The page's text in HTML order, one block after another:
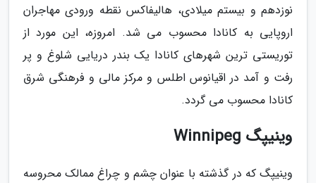
نوزدهم و بیستم میلادی، هالیفاکس نقطه ورودی مهاجران
اروپایی به کانادا محسوب می شد. امروزه، این مورد از
توریستی ترین شهرهای کانادا یک بندر دریایی شلوغ و پر
رفت و آمد در اقیانوس اطلس و مرکز مالی و فرهنگی شرق
کانادا محسوب می گردد.
وینیپگ Winnipeg
وینیپگ که در گذشته با عنوان چشم و چراغ ممالک محروسه